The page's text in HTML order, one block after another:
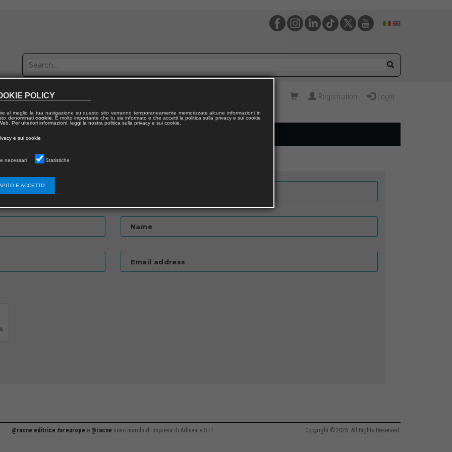
with us Registration Login
Name
Email address
@racne editrice foreurope e @racne sono marchi di impresa di Adiuvare S.r.l. Copyright © 2026. All Rights Reserved.
POLICY
al meglio la tua navigazione su questo sito verranno temporaneamente memorizzate alcune informazioni in
denominati cookie. È molto importante che tu sia informato e che accetti la politica sulla privacy e sui cookie
Per ulteriori informazioni, leggi la nostra politica sulla privacy e sui cookie.
e sui cookie
necessari Statistiche
E ACCETTO